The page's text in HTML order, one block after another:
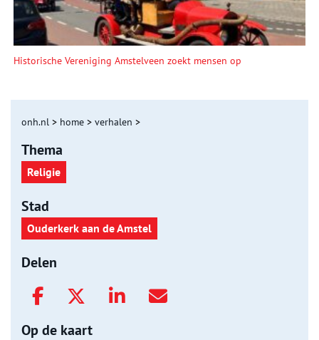
Historische Vereniging Amstelveen zoekt mensen op
onh.nl > home > verhalen >
Thema
Religie
Stad
Ouderkerk aan de Amstel
Delen
Op de kaart